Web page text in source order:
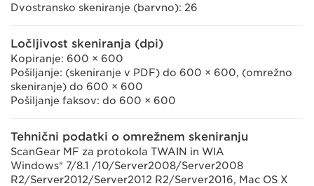
Dvostransko skeniranje (barvno): 26
Ločljivost skeniranja (dpi)
Kopiranje: 600 × 600
Pošiljanje: (skeniranje v PDF) do 600 × 600, (omrežno
skeniranje) do 600 × 600
Pošiljanje faksov: do 600 × 600
Tehnični podatki o omrežnem skeniranju
ScanGear MF za protokola TWAIN in WIA
Windows® 7/8.1 /10/Server2008/Server2008
R2/Server2012/Server2012 R2/Server2016, Mac OS X